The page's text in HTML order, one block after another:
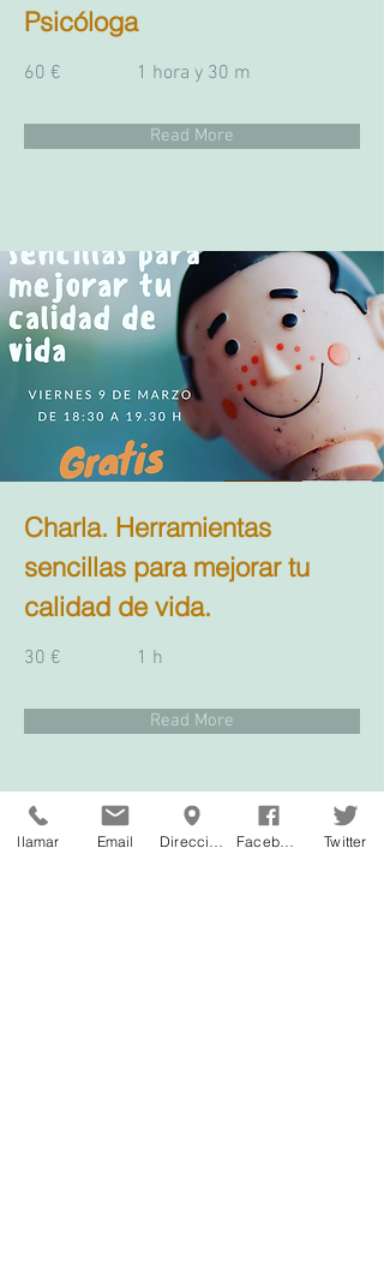
Psicóloga
60 € 1 hora y 30 m
Read More
Charla. Herramientas
sencillas para mejorar tu
calidad de vida.
30 € 1 h
Read More
llamar Email Twitter